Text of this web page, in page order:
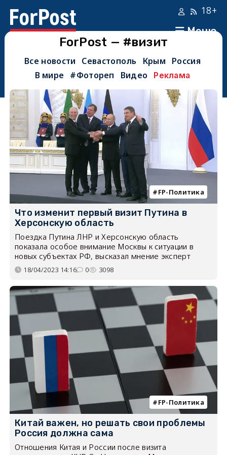
Меню
18+
ForPost — #визит
Все новости Севастополь Крым
Россия
В мире
#Фотореп Видео Реклама
FP-Политика
Что изменит первый визит Путина в
Херсонскую область
Поездка Путина ЛНР и Херсонскую область
показала особое внимание Москвы к ситуации в
новых субъектах РФ, высказал мнение эксперт
18/04/2023 14:16 0 3098
FP-Политика
Китай важен, но решать свои проблемы
Россия должна сама
Отношения Китая и России после визита